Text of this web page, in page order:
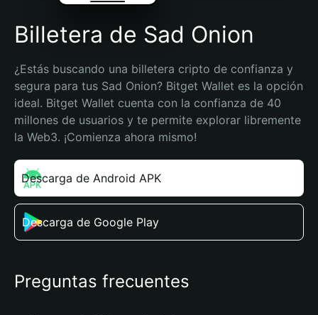
Billetera de Sad Onion
¿Estás buscando una billetera cripto de confianza y
segura para tus Sad Onion? Bitget Wallet es la opción
ideal. Bitget Wallet cuenta con la confianza de 40
millones de usuarios y te permite explorar libremente
la Web3. ¡Comienza ahora mismo!
Descarga de Android APK
Descarga de Google Play
Preguntas frecuentes